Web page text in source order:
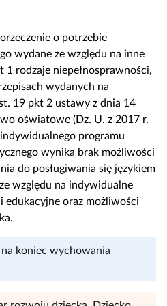
o potrzebie
wydane ze względu na inne
1 rodzaje niepełnosprawności,
wydanych na
19 pkt 2 ustawy z dnia 14
oświatowe (Dz. U. z 2017 r.
programu
wynika brak możliwości
do posługiwania się językiem
względu na indywidualne
edukacyjne oraz możliwości
koniec wychowania